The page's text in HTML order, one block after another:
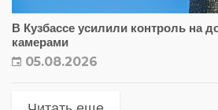
В Кузбассе усилили контроль на
камерами
05.08.2026